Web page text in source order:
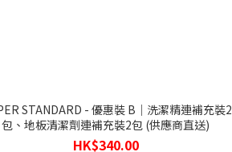
STANDARD - 優惠裝 B｜洗潔精連補充裝2
包、地板清潔劑連補充裝2包 (供應商直送)
HK$340.00